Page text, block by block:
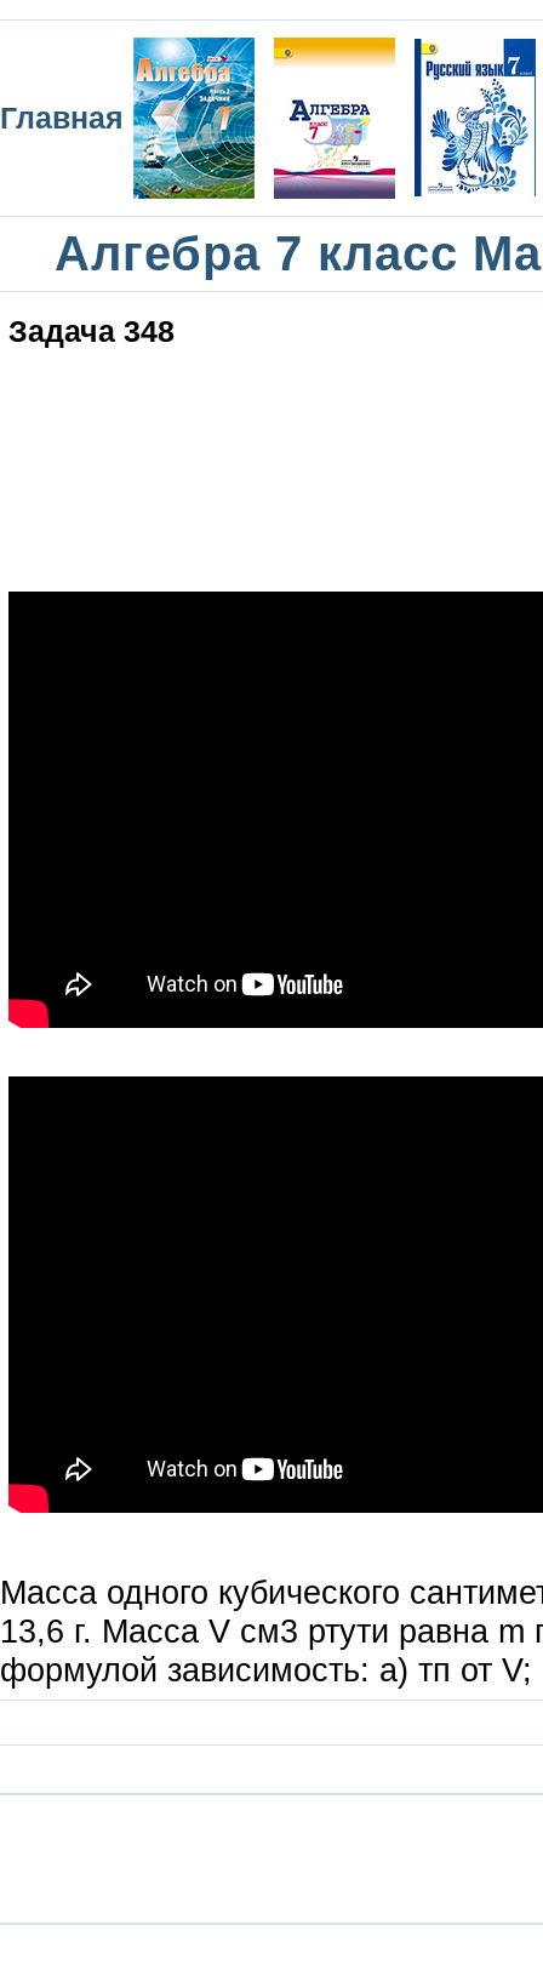
Главная
Алгебра 7 класс
Задача 348
Масса одного кубического
13,6 г. Масса V см3 ртути равна m
формулой зависимость: a) тп от V;